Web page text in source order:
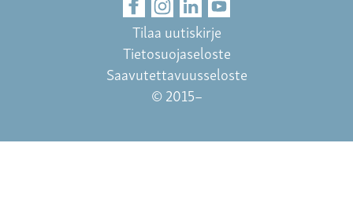
Tilaa uutiskirje
Tietosuojaseloste
Saavutettavuusseloste
© 2015–